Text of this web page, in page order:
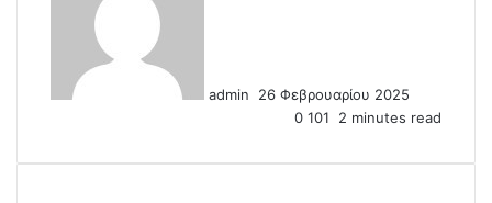
admin
e
i
26 Φεβρουαρίου 2025
0 101 2 minutes read